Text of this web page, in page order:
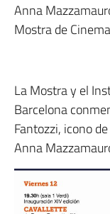
Anna
Mostra de
La Mostra y el
Barcelona
Fantozzi, icono
Anna